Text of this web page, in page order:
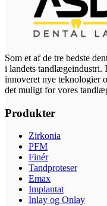
Som et af de tre bedste
i landets tandlægeindustri.
innoveret nye teknologier
det muligt for vores
Produkter
Zirkonia
PFM
Finér
Tandproteser
Emax
Implantat
Inlay og Onlay